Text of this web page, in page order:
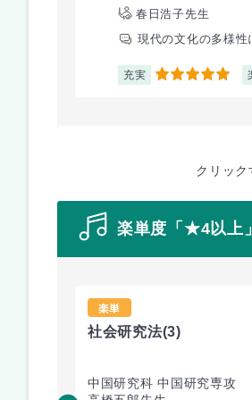
春日浩子先生
現代の文化の多様性
充実 5
クリック
楽単度「★4以上
楽単
社会研究法(3)
中国研究科 中国研究専攻